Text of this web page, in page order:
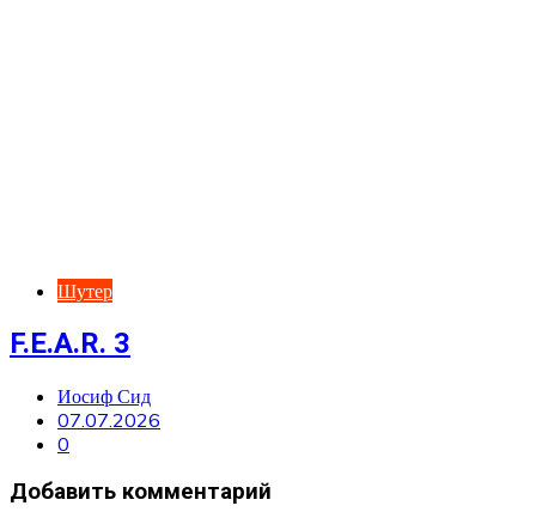
Шутер
F.E.A.R. 3
Иосиф Сид
07.07.2026
0
Добавить комментарий